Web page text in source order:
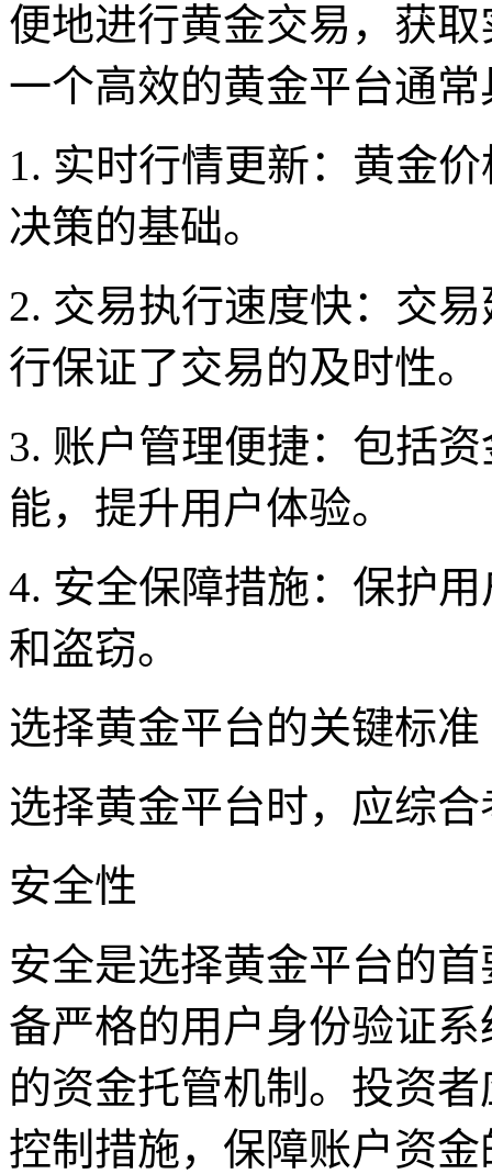
便地进行黄金交易，获
一个高效的黄金平台通
1. 实时行情更新：黄金
决策的基础。
2. 交易执行速度快：交
行保证了交易的及时性。
3. 账户管理便捷：包括
能，提升用户体验。
4. 安全保障措施：保护
和盗窃。
选择黄金平台的关键标准
选择黄金平台时，应综
安全性
安全是选择黄金平台的
备严格的用户身份验证
的资金托管机制。投资
控制措施，保障账户资